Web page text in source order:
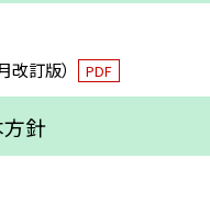
改訂版） PDF
針